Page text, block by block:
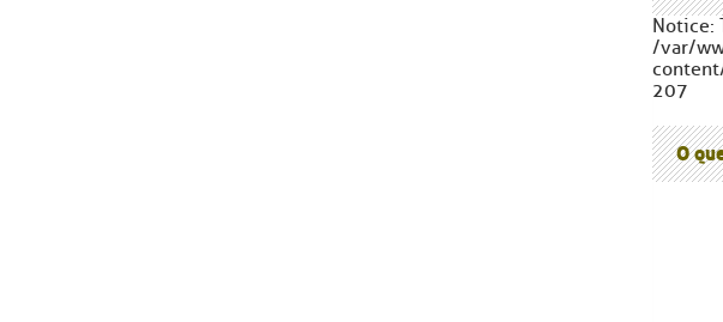
Notice:
/var/
207
O